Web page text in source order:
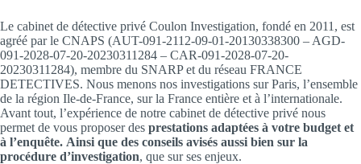
Le cabinet de détective privé Coulon Investigation, fondé en 2011, est
agréé par le CNAPS (AUT-091-2112-09-01-20130338300 – AGD-
091-2028-07-20-20230311284 – CAR-091-2028-07-20-
20230311284), membre du SNARP et du réseau FRANCE
DETECTIVES. Nous menons nos investigations sur Paris, l’ensemble
de la région Ile-de-France, sur la France entière et à l’internationale.
Avant tout, l’expérience de notre cabinet de détective privé nous
permet de vous proposer des prestations adaptées à votre budget et
à l’enquête. Ainsi que des conseils avisés aussi bien sur la
procédure d’investigation, que sur ses enjeux.